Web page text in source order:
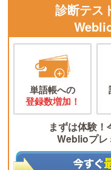
診断テス
単語帳への
登録数増加！
まずは体験！
Weblioプレ